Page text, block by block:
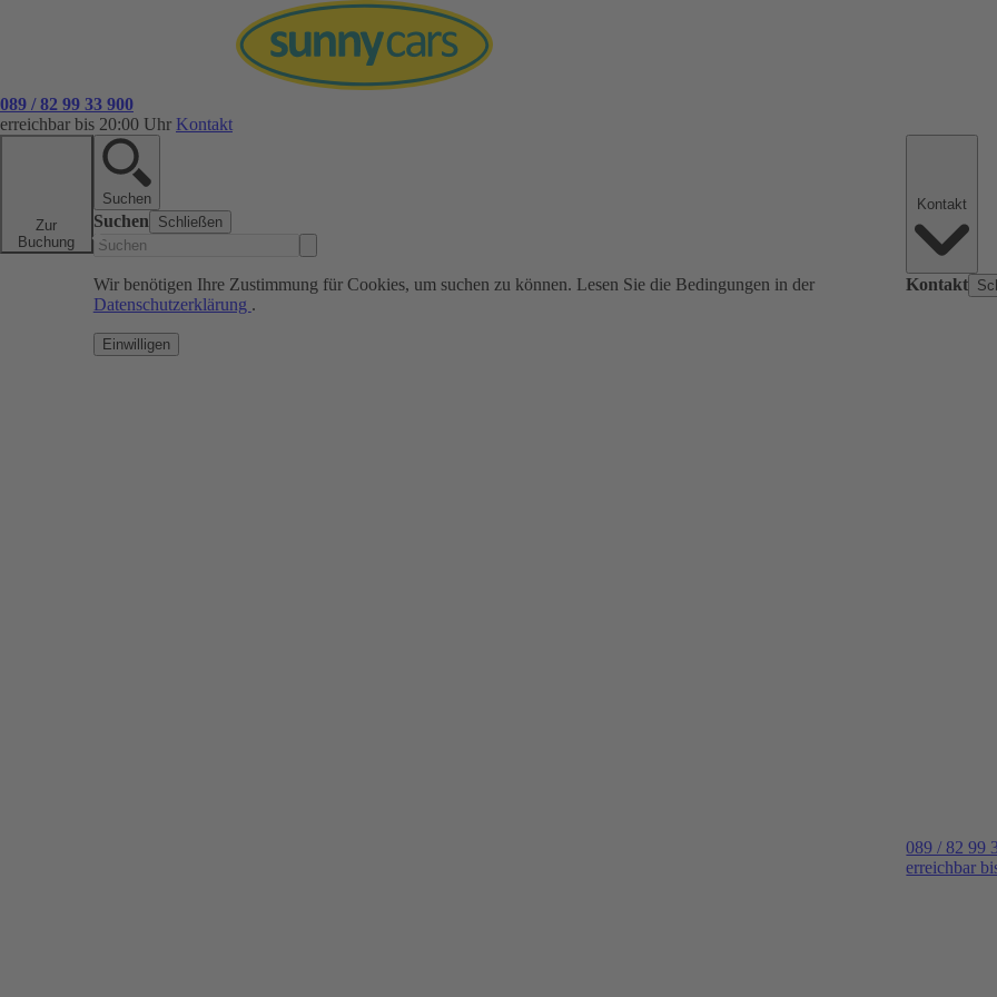
089 / 82 99 33 900
erreichbar bis 20:00 Uhr Kontakt
Zur
Buchung
Suchen
Suchen Schließen
Wir benötigen Ihre Zustimmung für Cookies, um suchen zu können. Lesen Sie die Bedingungen in der
Datenschutzerklärung .
Einwilligen
Kontakt
089 / 82 99
erreichbar